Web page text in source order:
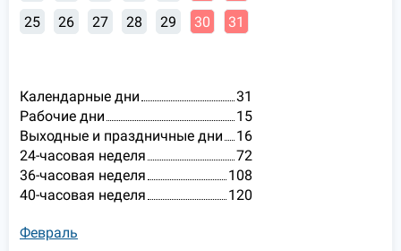
25
26 27 28 29 30 31
Календарные дни
31
Рабочие дни
15
Выходные и праздничные дни
16
24-часовая неделя
72
36-часовая неделя
108
40-часовая неделя
120
Февраль